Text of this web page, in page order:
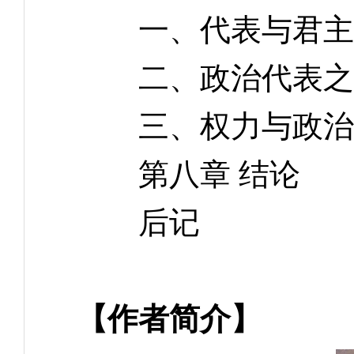
一、代表与君主
二、政治代表
三、权力与政治
第八章 结论
后记
【作者简介】